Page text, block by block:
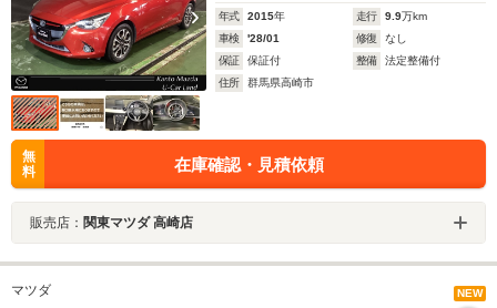
年式 2015年 走行 9.9万km
車検
'28/01 修復
なし
保証
保証付 整備
法定整備付
住所
群馬県高崎市
無
料
在庫確認・見積依頼
販売店： 関東マツダ 高崎店
マツダ NEW